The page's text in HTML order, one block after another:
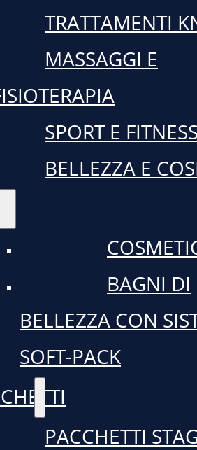
TRATTAMENTI
MASSAGGI E
SPORT E FITNESS
BELLEZZA E
BAGNI DI
BELLEZZA CON
SOFT-PACK
PACCHETTI